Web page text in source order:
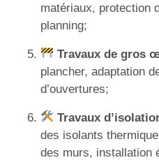
matériaux, protection
planning;
Travaux de gros
plancher, adaptation
d’ouvertures;
Travaux
des isolants
des murs, installation